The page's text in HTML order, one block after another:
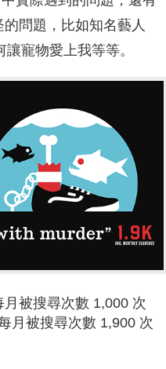
問題，比如知名藝人
寵物愛上我等等。
被搜尋次數 1,000 次
月被搜尋次數 1,900 次